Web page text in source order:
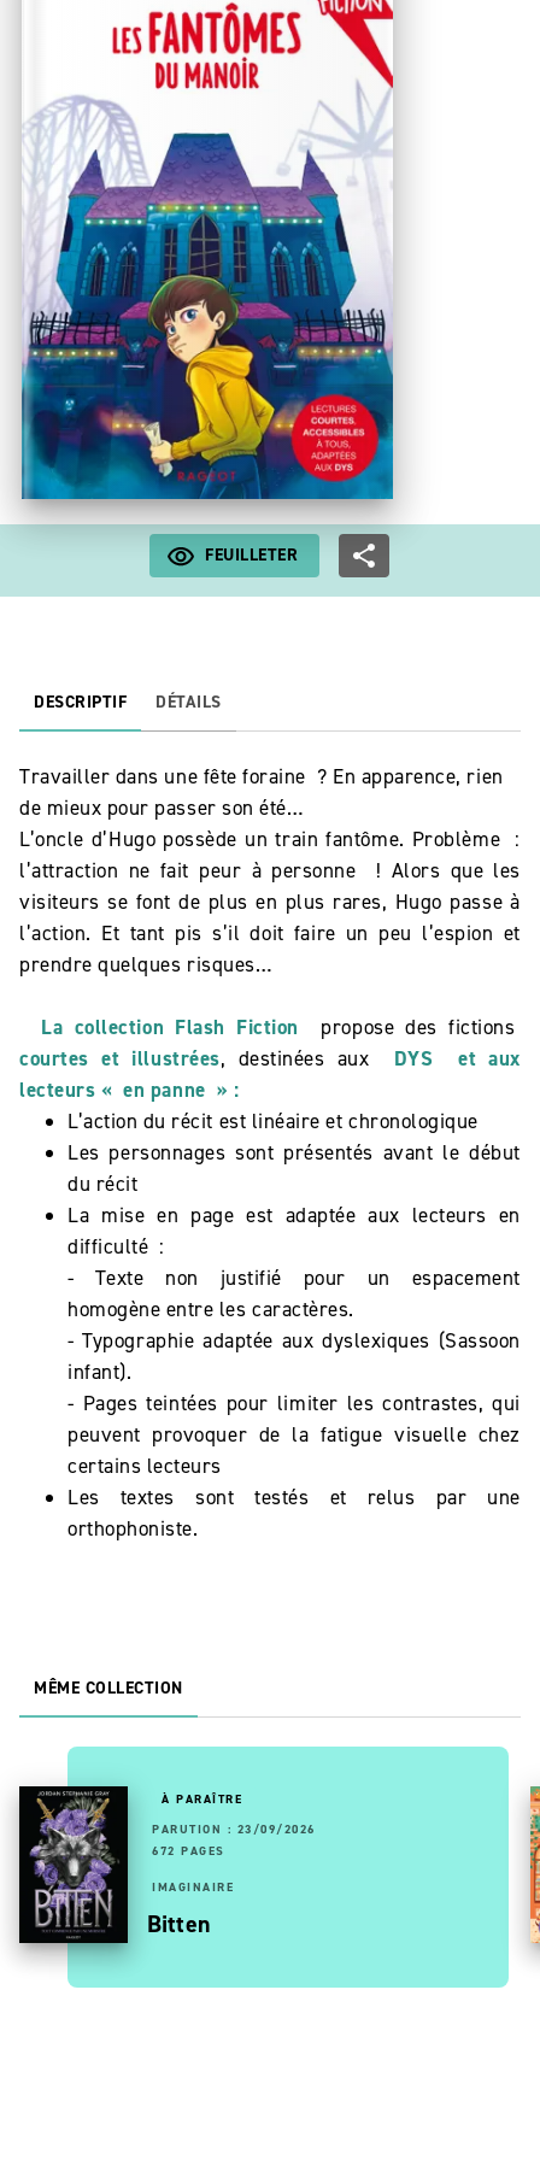
FEUILLETER
DESCRIPTIF DÉTAILS
Travailler dans une fête foraine ? En apparence, rien
de mieux pour passer son été…
L’oncle d’Hugo possède un train fantôme. Problème :
l’attraction ne fait peur à personne ! Alors que les
visiteurs se font de plus en plus rares, Hugo passe à
l’action. Et tant pis s’il doit faire un peu l’espion et
prendre quelques risques…
La collection Flash Fiction propose des fictions
courtes et illustrées, destinées aux DYS
et aux
lecteurs « en panne » :
L’action du récit est linéaire et chronologique
Les personnages sont présentés avant le début
du récit
La mise en page est adaptée aux lecteurs en
difficulté :
- Texte non justifié pour un espacement
homogène entre les caractères.
- Typographie adaptée aux dyslexiques (Sassoon
infant).
- Pages teintées pour limiter les contrastes, qui
peuvent provoquer de la fatigue visuelle chez
certains lecteurs
Les textes sont testés et relus par une
orthophoniste.
MÊME COLLECTION
À PARAÎTRE
PARUTION : 23/09/2026
672 PAGES
IMAGINAIRE
Bitten